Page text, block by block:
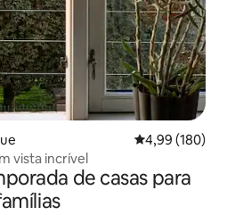
4,99 de uma
4,99 (180)
vista incrível
de casas para